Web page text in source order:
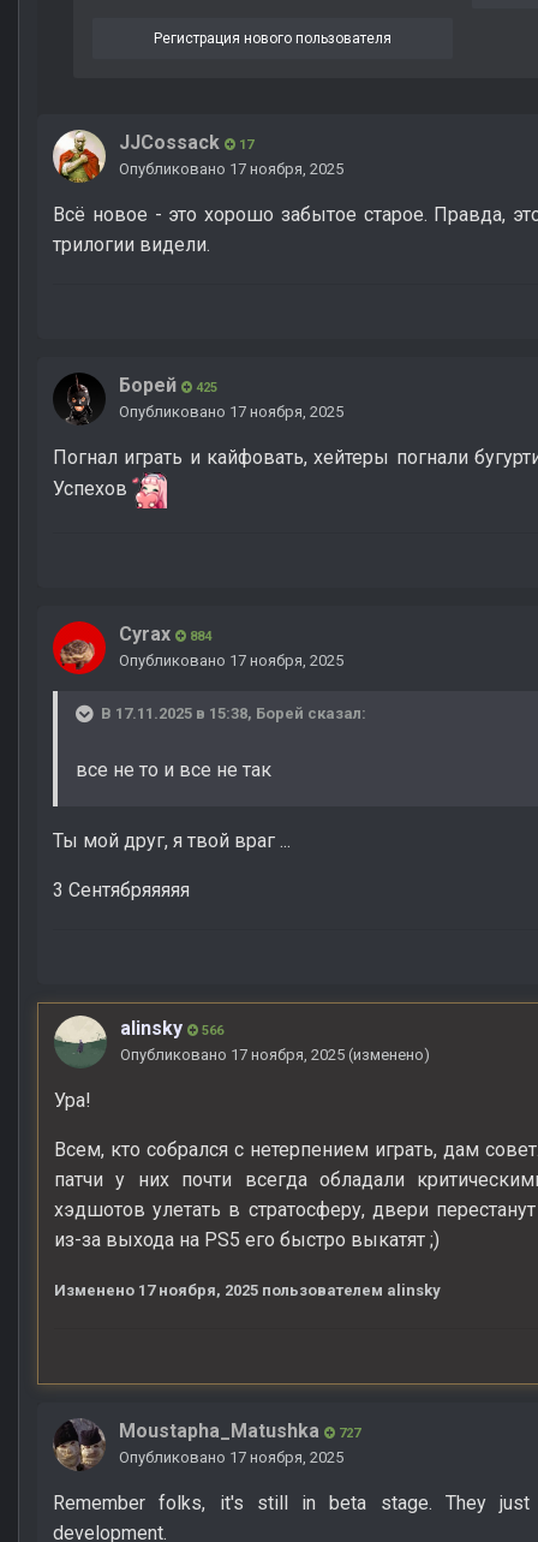
Регистрация нового пользователя
JJCossack 17
Опубликовано 17 ноября, 2025
Всё новое - это хорошо забытое старое. Правда,
трилогии видели.
Борей 425
Опубликовано 17 ноября, 2025
Погнал играть и кайфовать, хейтеры погнали
Успехов
Cyrax 884
Опубликовано 17 ноября, 2025
В 17.11.2025 в 15:38, Борей сказал:
все не то и все не так
Ты мой друг, я твой враг ...
3 Сентябряяяяя
alinsky 566
Опубликовано 17 ноября, 2025 (изменено)
Ура!
Всем, кто собрался с нетерпением играть, дам
патчи у них почти всегда обладали
хэдшотов улетать в стратосферу, двери
из-за выхода на PS5 его быстро выкатят ;)
Изменено 17 ноября, 2025 пользователем alinsky
Moustapha_Matushka 727
Опубликовано 17 ноября, 2025
Remember folks, it's still in beta stage. They
development.